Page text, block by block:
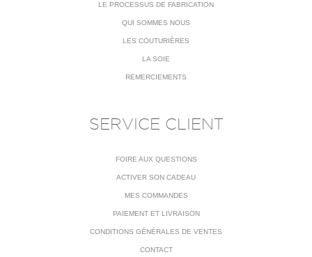
LE PROCESSUS DE FABRICATION
QUI SOMMES NOUS
LES COUTURIÈRES
LA SOIE
REMERCIEMENTS
SERVICE CLIENT
FOIRE AUX QUESTIONS
ACTIVER SON CADEAU
MES COMMANDES
PAIEMENT ET LIVRAISON
CONDITIONS GÉNÉRALES DE VENTES
CONTACT